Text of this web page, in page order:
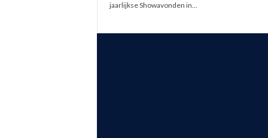
jaarlijkse Showavonden in...